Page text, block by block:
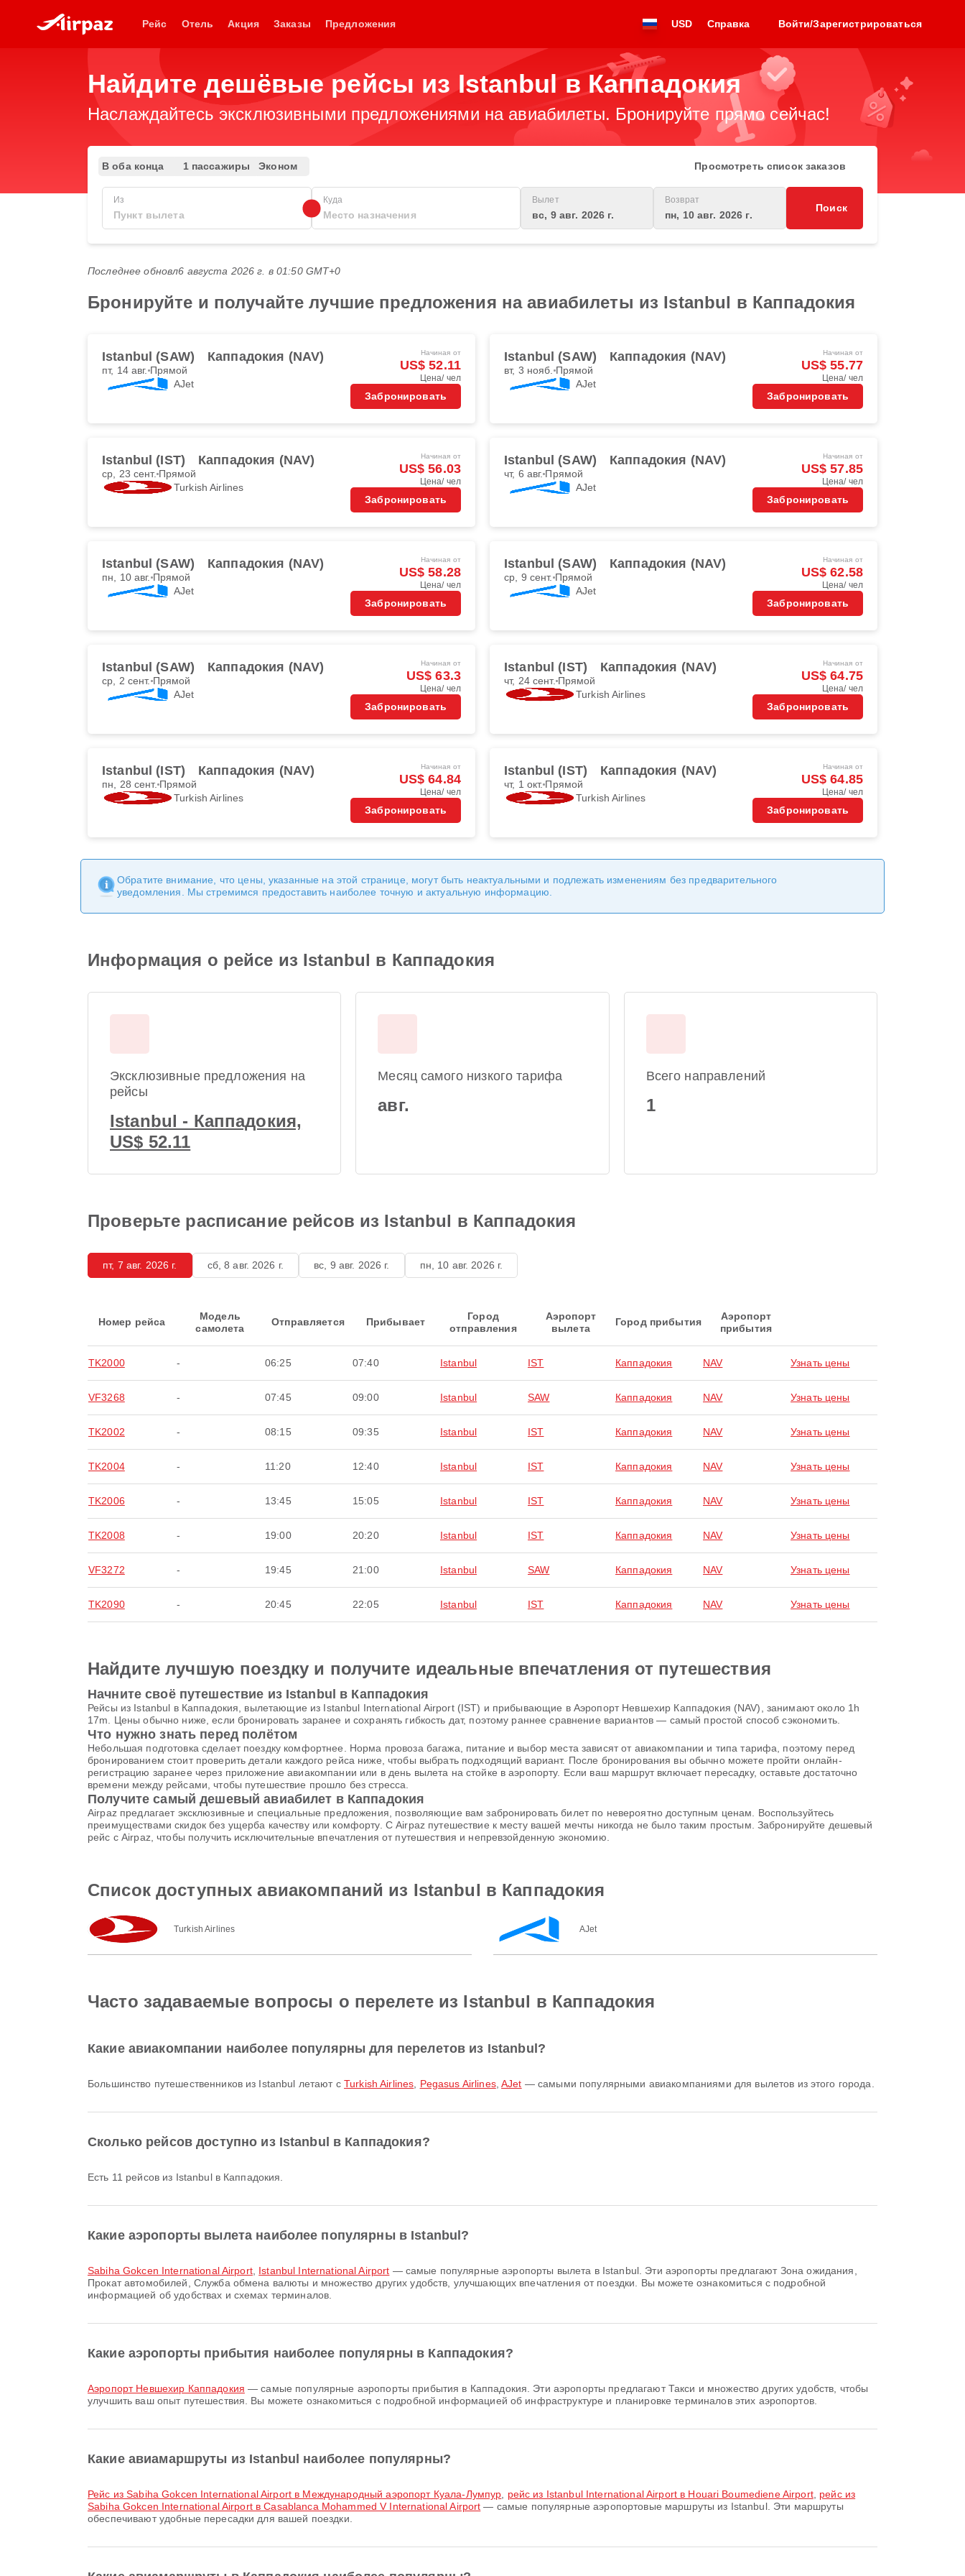
Рейс Отель Акция Заказы Предложения USD Справка Войти/Зарегистрироваться
Найдите дешёвые рейсы из Istanbul в Каппадокия
Наслаждайтесь эксклюзивными предложениями на авиабилеты. Бронируйте прямо сейчас!
В оба конца 1 пассажиры Эконом Просмотреть список заказов
Из Куда Вылет
вс, 9 авг. 2026 г.
Возврат
пн, 10 авг. 2026 г.
Поиск
Последнее обновл6 августа 2026 г. в 01:50 GMT+0
Бронируйте и получайте лучшие предложения на авиабилеты из Istanbul в Каппадокия
Istanbul (SAW) Каппадокия (NAV)
пт, 14 авг. Прямой
AJet
Начиная от
US$ 52.11
Цена/ чел
Забронировать
Istanbul (SAW) Каппадокия (NAV)
вт, 3 нояб. Прямой
AJet
Начиная от
US$ 55.77
Цена/ чел
Забронировать
Istanbul (IST) Каппадокия (NAV)
ср, 23 сент. Прямой
Turkish Airlines
Начиная от
US$ 56.03
Цена/ чел
Забронировать
Istanbul (SAW) Каппадокия (NAV)
чт, 6 авг. Прямой
AJet
Начиная от
US$ 57.85
Цена/ чел
Забронировать
Istanbul (SAW) Каппадокия (NAV)
пн, 10 авг. Прямой
AJet
Начиная от
US$ 58.28
Цена/ чел
Забронировать
Istanbul (SAW) Каппадокия (NAV)
ср, 9 сент. Прямой
AJet
Начиная от
US$ 62.58
Цена/ чел
Забронировать
Istanbul (SAW) Каппадокия (NAV)
ср, 2 сент. Прямой
AJet
Начиная от
US$ 63.3
Цена/ чел
Забронировать
Istanbul (IST) Каппадокия (NAV)
чт, 24 сент. Прямой
Turkish Airlines
Начиная от
US$ 64.75
Цена/ чел
Забронировать
Istanbul (IST) Каппадокия (NAV)
пн, 28 сент. Прямой
Turkish Airlines
Начиная от
US$ 64.84
Цена/ чел
Забронировать
Istanbul (IST) Каппадокия (NAV)
чт, 1 окт. Прямой
Turkish Airlines
Начиная от
US$ 64.85
Цена/ чел
Забронировать
Обратите внимание, что цены, указанные на этой странице, могут быть неактуальными и подлежать изменениям без предварительного
уведомления. Мы стремимся предоставить наиболее точную и актуальную информацию.
Информация о рейсе из Istanbul в Каппадокия
Эксклюзивные предложения на
рейсы
Istanbul - Каппадокия,
US$ 52.11
Месяц самого низкого тарифа
авг.
Всего направлений
1
Проверьте расписание рейсов из Istanbul в Каппадокия
пт, 7 авг. 2026 г. сб, 8 авг. 2026 г. вс, 9 авг. 2026 г. пн, 10 авг. 2026 г.
Номер рейса
Модель
самолета
Отправляется Прибывает
Город
отправления
Аэропорт
вылета
Город прибытия
Аэропорт
прибытия
TK2000 - 06:25 07:40 Istanbul IST Каппадокия NAV Узнать цены
VF3268 - 07:45 09:00 Istanbul SAW Каппадокия NAV Узнать цены
TK2002 - 08:15 09:35 Istanbul IST Каппадокия NAV Узнать цены
TK2004 - 11:20 12:40 Istanbul IST Каппадокия NAV Узнать цены
TK2006 - 13:45 15:05 Istanbul IST Каппадокия NAV Узнать цены
TK2008 - 19:00 20:20 Istanbul IST Каппадокия NAV Узнать цены
VF3272 - 19:45 21:00 Istanbul SAW Каппадокия NAV Узнать цены
TK2090 - 20:45 22:05 Istanbul IST Каппадокия NAV Узнать цены
Найдите лучшую поездку и получите идеальные впечатления от путешествия
Начните своё путешествие из Istanbul в Каппадокия
Рейсы из Istanbul в Каппадокия, вылетающие из Istanbul International Airport (IST) и прибывающие в Аэропорт Невшехир Каппадокия (NAV), занимают около 1h
17m. Цены обычно ниже, если бронировать заранее и сохранять гибкость дат, поэтому раннее сравнение вариантов — самый простой способ сэкономить.
Что нужно знать перед полётом
Небольшая подготовка сделает поездку комфортнее. Норма провоза багажа, питание и выбор места зависят от авиакомпании и типа тарифа, поэтому перед
бронированием стоит проверить детали каждого рейса ниже, чтобы выбрать подходящий вариант. После бронирования вы обычно можете пройти онлайн-
регистрацию заранее через приложение авиакомпании или в день вылета на стойке в аэропорту. Если ваш маршрут включает пересадку, оставьте достаточно
времени между рейсами, чтобы путешествие прошло без стресса.
Получите самый дешевый авиабилет в Каппадокия
Airpaz предлагает эксклюзивные и специальные предложения, позволяющие вам забронировать билет по невероятно доступным ценам. Воспользуйтесь
преимуществами скидок без ущерба качеству или комфорту. С Airpaz путешествие к месту вашей мечты никогда не было таким простым. Забронируйте дешевый
рейс с Airpaz, чтобы получить исключительные впечатления от путешествия и непревзойденную экономию.
Список доступных авиакомпаний из Istanbul в Каппадокия
Turkish Airlines AJet
Часто задаваемые вопросы о перелете из Istanbul в Каппадокия
Какие авиакомпании наиболее популярны для перелетов из Istanbul?
Большинство путешественников из Istanbul летают сTurkish Airlines Pegasus Airlines,AJet — самыми популярными авиакомпаниями для вылетов из этого города.
Сколько рейсов доступно из Istanbul в Каппадокия?
Есть 11 рейсов из Istanbul в Каппадокия.
Какие аэропорты вылета наиболее популярны в Istanbul?
Sabiha Gokcen International Airport, Istanbul International Airport — самые популярные аэропорты вылета в Istanbul. Эти аэропорты предлагают Зона ожидания,
Прокат автомобилей, Служба обмена валюты и множество других удобств, улучшающих впечатления от поездки. Вы можете ознакомиться с подробной
информацией об удобствах и схемах терминалов.
Какие аэропорты прибытия наиболее популярны в Каппадокия?
Аэропорт Невшехир Каппадокия — самые популярные аэропорты прибытия в Каппадокия. Эти аэропорты предлагают Такси и множество других удобств, чтобы
улучшить ваш опыт путешествия. Вы можете ознакомиться с подробной информацией об инфраструктуре и планировке терминалов этих аэропортов.
Какие авиамаршруты из Istanbul наиболее популярны?
рейс из Sabiha Gokcen International Airport в Международный аэропорт Куала-Лумпур рейс из Istanbul International Airport в Houari Boumediene Airport, рейс из
Sabiha Gokcen International Airport в Casablanca Mohammed V International Airport — самые популярные аэропортовые маршруты из Istanbul. Эти маршруты
обеспечивают удобные пересадки для вашей поездки.